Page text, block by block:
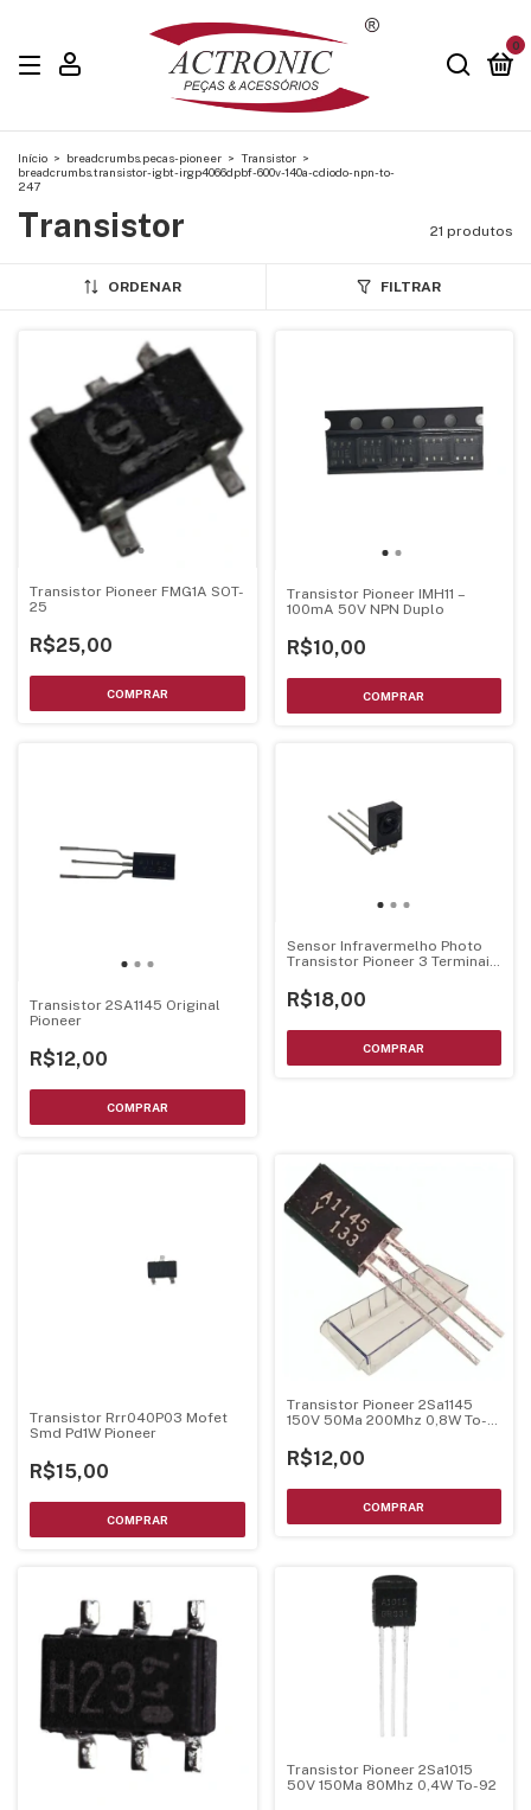
0
Início > breadcrumbs.pecas-pioneer > Transistor >
breadcrumbs.transistor-igbt-irgp4066dpbf-600v-140a-cdiodo-npn-to-
247
Transistor 21 produtos
ORDENAR FILTRAR
Transistor Pioneer FMG1A SOT-
25
R$25,00
Transistor Pioneer IMH11 –
100mA 50V NPN Duplo
R$10,00
Transistor 2SA1145 Original
Pioneer
R$12,00
Sensor Infravermelho Photo
Transistor Pioneer 3 Terminais
R$18,00
Transistor Rrr040P03 Mofet
Smd Pd1W Pioneer
R$15,00
Transistor Pioneer 2Sa1145
150V 50Ma 200Mhz 0,8W To-
R$12,00
Transistor Pioneer 2Sa1015
50V 150Ma 80Mhz 0,4W To-92